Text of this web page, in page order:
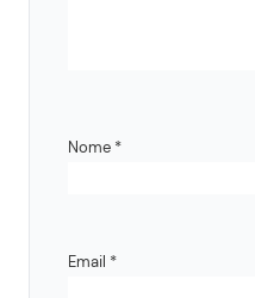
Nome *
Email *